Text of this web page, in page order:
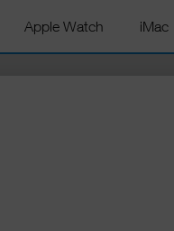
Apple Watch iMac